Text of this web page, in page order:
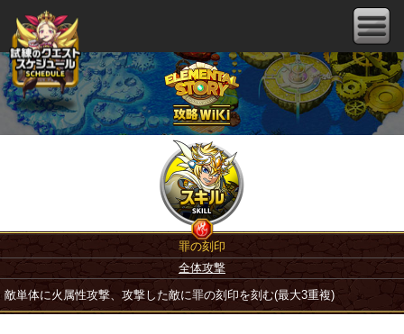
罪の刻印
全体攻撃
敵単体に火属性攻撃、攻撃した敵に罪の刻印を刻む(最大3重複)